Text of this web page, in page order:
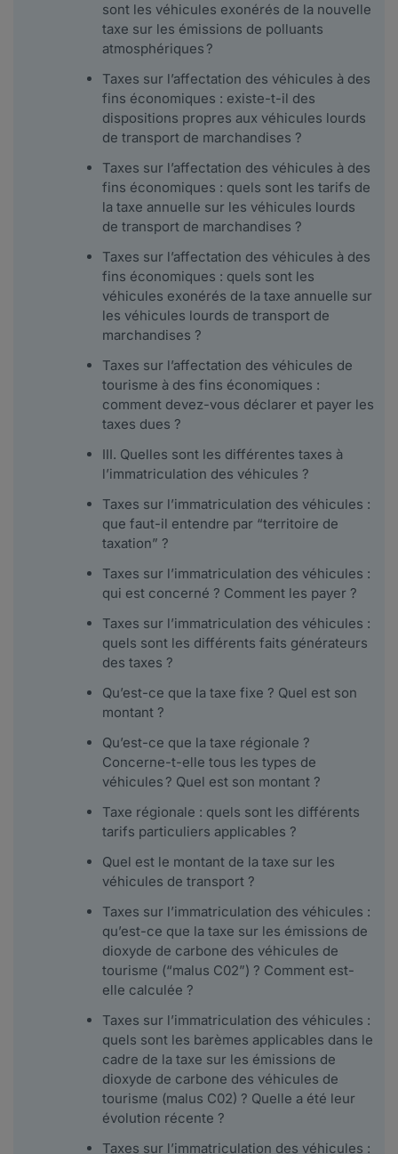
sont les véhicules exonérés de la nouvelle
taxe sur les émissions de polluants
atmosphériques ?
Taxes sur l’affectation des véhicules à des
fins économiques : existe-t-il des
dispositions propres aux véhicules lourds
de transport de marchandises ?
Taxes sur l’affectation des véhicules à des
fins économiques : quels sont les tarifs de
la taxe annuelle sur les véhicules lourds
de transport de marchandises ?
Taxes sur l’affectation des véhicules à des
fins économiques : quels sont les
véhicules exonérés de la taxe annuelle sur
les véhicules lourds de transport de
marchandises ?
Taxes sur l’affectation des véhicules de
tourisme à des fins économiques :
comment devez-vous déclarer et payer les
taxes dues ?
III. Quelles sont les différentes taxes à
l’immatriculation des véhicules ?
Taxes sur l’immatriculation des véhicules :
que faut-il entendre par “territoire de
taxation” ?
Taxes sur l’immatriculation des véhicules :
qui est concerné ? Comment les payer ?
Taxes sur l’immatriculation des véhicules :
quels sont les différents faits générateurs
des taxes ?
Qu’est-ce que la taxe fixe ? Quel est son
montant ?
Qu’est-ce que la taxe régionale ?
Concerne-t-elle tous les types de
véhicules ? Quel est son montant ?
Taxe régionale : quels sont les différents
tarifs particuliers applicables ?
Quel est le montant de la taxe sur les
véhicules de transport ?
Taxes sur l’immatriculation des véhicules :
qu’est-ce que la taxe sur les émissions de
dioxyde de carbone des véhicules de
tourisme (“malus C02”) ? Comment est-
elle calculée ?
Taxes sur l’immatriculation des véhicules :
quels sont les barèmes applicables dans le
cadre de la taxe sur les émissions de
dioxyde de carbone des véhicules de
tourisme (malus C02) ? Quelle a été leur
évolution récente ?
Taxes sur l’immatriculation des véhicules :